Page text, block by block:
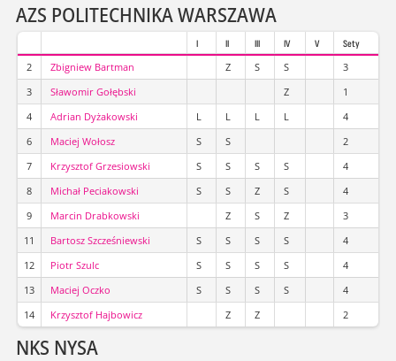
AZS POLITECHNIKA WARSZAWA
I II III IV V Sety
2 Zbigniew Bartman Z S S
3
3
Sławomir Gołębski Z
1
4
Adrian Dyżakowski L L L L
4
6
Maciej Wołosz S S
2
7
Krzysztof Grzesiowski S S S S
4
8
Michał Peciakowski S S Z S
4
9
Marcin Drabkowski Z S Z
3
11
Bartosz Szcześniewski S S S S
4
12
Piotr Szulc S S S S
4
13
Maciej Oczko S S S S
4
14
Krzysztof Hajbowicz Z Z 2
NKS NYSA